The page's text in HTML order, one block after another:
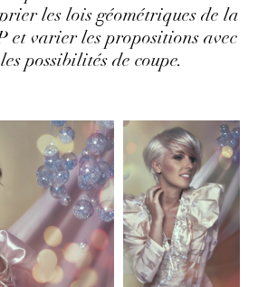
les lois géométriques de la
et varier les propositions avec
possibilités de coupe.